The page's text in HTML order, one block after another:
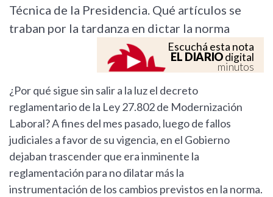
Técnica de la Presidencia. Qué artículos se
traban por la tardanza en dictar la norma
Escuchá esta nota
EL DIARIOdigital
minutos
¿Por qué sigue sin salir a la luz el decreto
reglamentario de la Ley 27.802 de Modernización
Laboral? A fines del mes pasado, luego de fallos
judiciales a favor de su vigencia, en el Gobierno
dejaban trascender que era inminente la
reglamentación para no dilatar más la
instrumentación de los cambios previstos en la norma.